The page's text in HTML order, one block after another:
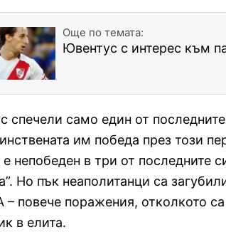
Още по темата:
Ювентус с интерес към
спечели само един от
им победа през този
непобеден в три от последните
Но пък неаполитанци са
– повече поражения, отколкото
в елита.